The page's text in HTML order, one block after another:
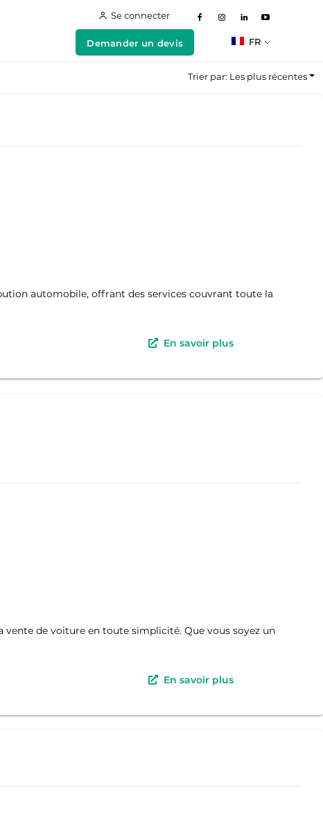
Se connecter
Demander un devis FR
Trier par: Les plus récentes
automobile, offrant des services couvrant toute la
En savoir plus
vente de voiture en toute simplicité. Que vous soyez un
En savoir plus